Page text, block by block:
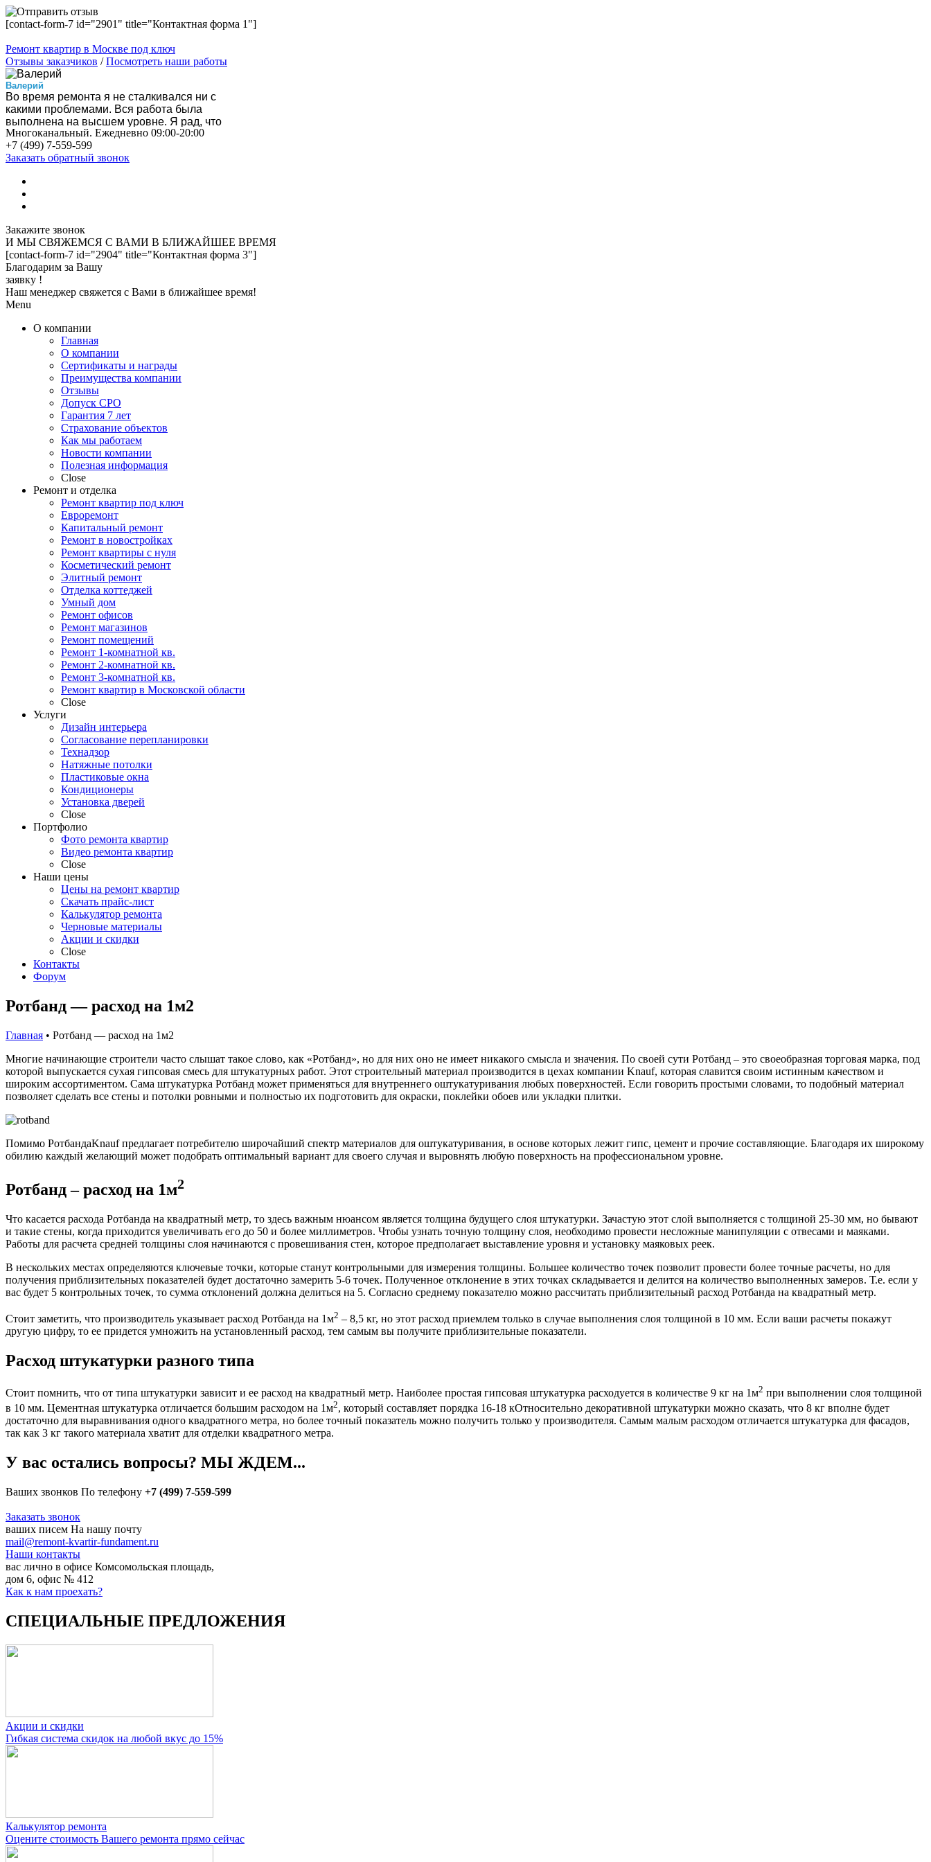
[contact-form-7 id="2901" title="Контактная форма 1"]
Ремонт квартир в Москве под ключ
Отзывы заказчиков /Посмотреть наши работы
Валерий
Во время ремонта я не сталкивался ни с
какими проблемами. Вся работа была
выполнена на высшем уровне. Я рад, что
нашел эту компанию!
Вероника
Нас все устроило, особенно скорость
шикарной! Спасибо!
Вадим
Ребята быстро привезли инструмент, за
мусор и я получил то, что хотел.
Алла
Квартиру преобразили до неузнаваемости.
Установили все новое и качественное. Не
жалею потраченных денег!
Виктор
В общем, бригады работали согласно
Ребята серьезные и контора у них
профессиональная. Рекомендую!
Многоканальный. Ежедневно 09:00-20:00
+7 (499) 7-559-599
Заказать обратный звонок
Закажите звонок
И МЫ СВЯЖЕМСЯ С ВАМИ В БЛИЖАЙШЕЕ ВРЕМЯ
[contact-form-7 id="2904" title="Контактная форма 3"]
Благодарим за Вашу
заявку !
Наш менеджер свяжется с Вами в ближайшее время!
Menu
О компании
Главная
О компании
Сертификаты и награды
Преимущества компании
Oтзывы
Допуск СРО
Гарантия 7 лет
Страхование объектов
Как мы работаем
Новости компании
Полезная информация
Close
Ремонт и отделка
Ремонт квартир под ключ
Евроремонт
Капитальный ремонт
Ремонт в новостройках
Ремонт квартиры с нуля
Косметический ремонт
Элитный ремонт
Отделка коттеджей
Умный дом
Ремонт офисов
Ремонт магазинов
Ремонт помещений
Ремонт 1-комнатной кв.
Ремонт 2-комнатной кв.
Ремонт 3-комнатной кв.
Ремонт квартир в Московской области
Close
Услуги
Дизайн интерьера
Согласование перепланировки
Технадзор
Натяжные потолки
Пластиковые окна
Кондиционеры
Установка дверей
Close
Портфолио
Фото ремонта квартир
Видео ремонта квартир
Close
Наши цены
Цены на ремонт квартир
Скачать прайс-лист
Калькулятор ремонта
Черновые материалы
Акции и скидки
Close
Контакты
Форум
Ротбанд — расход на 1м2
Главная • Ротбанд — расход на 1м2
Многие начинающие строители часто слышат такое слово, как «Ротбанд», но для них оно не имеет никакого смысла и значения. По своей сути Ротбанд – это своеобразная торговая марка, под
которой выпускается сухая гипсовая смесь для штукатурных работ. Этот строительный материал производится в цехах компании Knauf, которая славится своим истинным качеством и
широким ассортиментом. Сама штукатурка Ротбанд может применяться для внутреннего оштукатуривания любых поверхностей. Если говорить простыми словами, то подобный материал
позволяет сделать все стены и потолки ровными и полностью их подготовить для окраски, поклейки обоев или укладки плитки.
Помимо РотбандаKnauf предлагает потребителю широчайший спектр материалов для оштукатуривания, в основе которых лежит гипс, цемент и прочие составляющие. Благодаря их широкому
обилию каждый желающий может подобрать оптимальный вариант для своего случая и выровнять любую поверхность на профессиональном уровне.
Ротбанд – расход на 1м2
Что касается расхода Ротбанда на квадратный метр, то здесь важным нюансом является толщина будущего слоя штукатурки. Зачастую этот слой выполняется с толщиной 25-30 мм, но бывают
и такие стены, когда приходится увеличивать его до 50 и более миллиметров. Чтобы узнать точную толщину слоя, необходимо провести несложные манипуляции с отвесами и маяками.
Работы для расчета средней толщины слоя начинаются с провешивания стен, которое предполагает выставление уровня и установку маяковых реек.
В нескольких местах определяются ключевые точки, которые станут контрольными для измерения толщины. Большее количество точек позволит провести более точные расчеты, но для
получения приблизительных показателей будет достаточно замерить 5-6 точек. Полученное отклонение в этих точках складывается и делится на количество выполненных замеров. Т.е. если у
вас будет 5 контрольных точек, то сумма отклонений должна делиться на 5. Согласно среднему показателю можно рассчитать приблизительный расход Ротбанда на квадратный метр.
Стоит заметить, что производитель указывает расход Ротбанда на 1м2 – 8,5 кг, но этот расход приемлем только в случае выполнения слоя толщиной в 10 мм. Если ваши расчеты покажут
другую цифру, то ее придется умножить на установленный расход, тем самым вы получите приблизительные показатели.
Расход штукатурки разного типа
Стоит помнить, что от типа штукатурки зависит и ее расход на квадратный метр. Наиболее простая гипсовая штукатурка расходуется в количестве 9 кг на 1м2 при выполнении слоя толщиной
в 10 мм. Цементная штукатурка отличается большим расходом на 1м2, который составляет порядка 16-18 кОтносительно декоративной штукатурки можно сказать, что 8 кг вполне будет
достаточно для выравнивания одного квадратного метра, но более точный показатель можно получить только у производителя. Самым малым расходом отличается штукатурка для фасадов,
так как 3 кг такого материала хватит для отделки квадратного метра.
У вас остались вопросы? МЫ ЖДЕМ...
Ваших звонков По телефону +7 (499) 7-559-599
Заказать звонок
ваших писем На нашу почту
mail@remont-kvartir-fundament.ru
Наши контакты
вас лично в офисе Комсомольская площадь,
дом 6, офис № 412
Как к нам проехать?
СПЕЦИАЛЬНЫЕ ПРЕДЛОЖЕНИЯ
Акции и скидки
Гибкая система скидок на любой вкус до 15%
Калькулятор ремонта
Оцените стоимость Вашего ремонта прямо сейчас